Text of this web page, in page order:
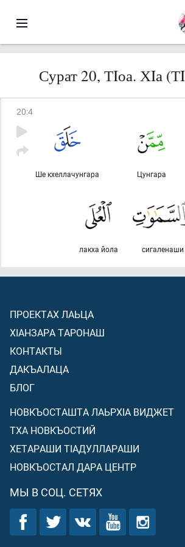
Сурат 20, ТIоа. ХIа
20:4
Цунгара
Ше кхеллачунгара
сигаленаши
лакха йола
ПРОЕКТАХ ЛАЬЦА
ХIАНЗАРА ТАРОНАШ
КОНТАКТЫ
ДАКЪАЛАЦА
БЛОГ
НОВКЪОСТАШТА ЛАЬРХIА ВИДЖЕТ
ТХА НОВКЪОСТИЙ
ХЕТАРАШИ ТIАДУЛЛАРАШИ
НОВКЪОСТАЛ ДАРА ЦЕНТР
МЫ В СОЦ. СЕТЯХ